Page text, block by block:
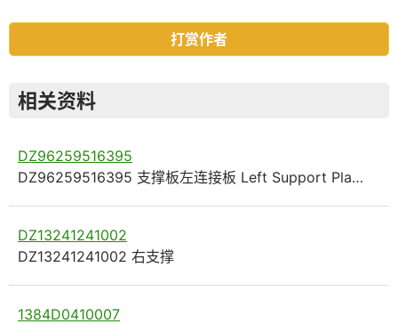
打赏作者
相关资料
DZ96259516395
DZ96259516395 支撑板左连接板 Left Support Pla…
DZ13241241002
DZ13241241002 右支撑
1384D0410007